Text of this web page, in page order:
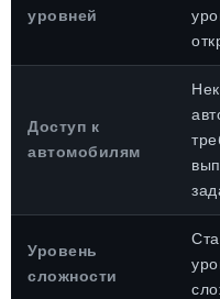
уровней
Доступ к
автомобилям
Уровень
сложности